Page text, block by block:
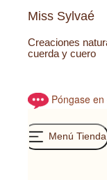
Miss Sylvaé
Creaciones
cuerda y cuero
Póngase
Menú Tienda